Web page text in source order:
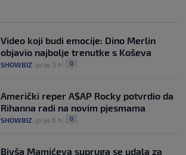
Video koji budi emocije: Dino Merlin
objavio najbolje trenutke s Koševa
SHOWBIZ prije 3 h 0
Američki reper A$AP Rocky potvrdio da
Rihanna radi na novim pjesmama
SHOWBIZ prije 6 h 0
Bivša Mamićeva supruga se udala za